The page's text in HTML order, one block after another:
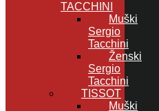
TACCHINI
Muški
Sergio
Tacchini
Ženski
Sergio
Tacchini
TISSOT
Muški